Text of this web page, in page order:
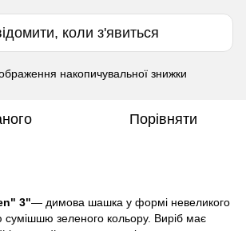
коли з'явиться
накопичувальної знижки
Порівняти
3"— димова шашка у формі невеликого
зеленого кольору. Виріб має